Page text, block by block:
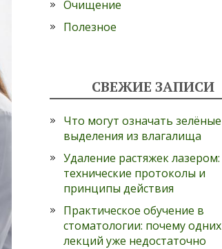
Очищение
Полезное
СВЕЖИЕ ЗАПИСИ
Что могут означать зелёные
выделения из влагалища
Удаление растяжек лазером:
технические протоколы и
принципы действия
Практическое обучение в
стоматологии: почему одних
лекций уже недостаточно